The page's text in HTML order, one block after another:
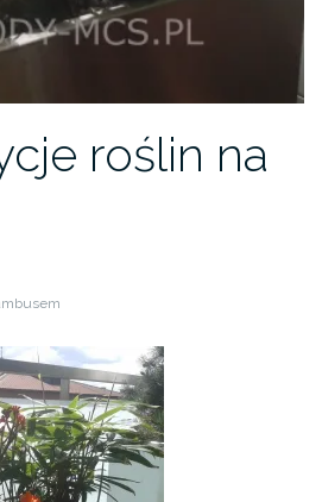
roślin na